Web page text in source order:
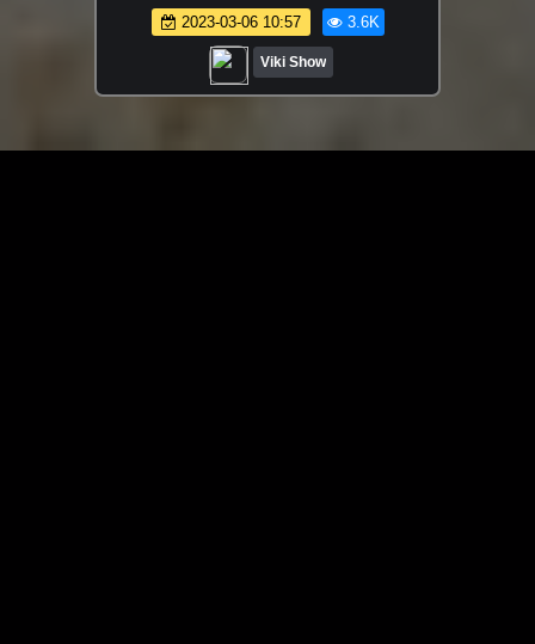
Самом Большом Магазине в Мире /
Вики Шоу
2023-03-06 10:57 3.6K
Viki Show